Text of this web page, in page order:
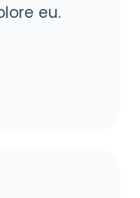
eu.